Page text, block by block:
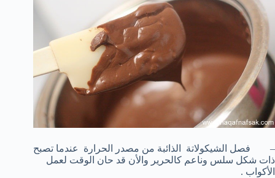
– فصل الشيكولاتة الذائبة من مصدر الحرارة عندما تصبح
ذات شكل سلس وناعم كالحرير والأن قد حان الوقت لعمل
الأكواب .